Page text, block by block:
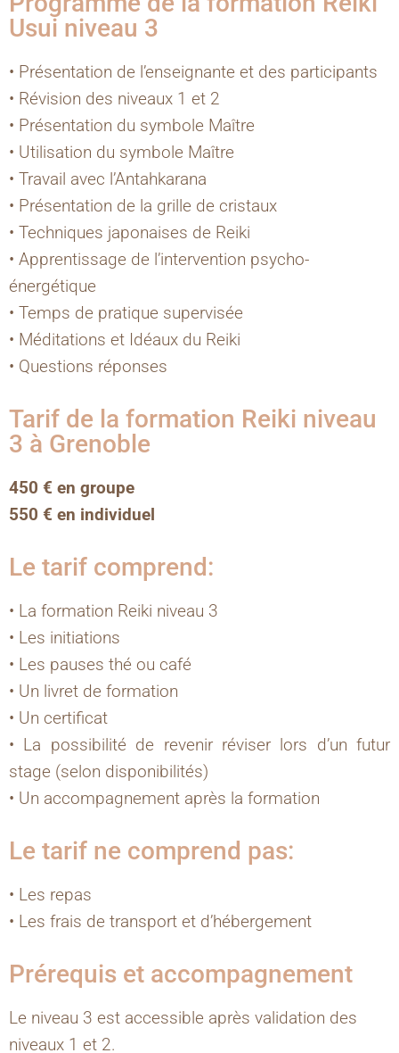
Usui niveau 3
• Présentation de l’enseignante et des participants
• Révision des niveaux 1 et 2
• Présentation du symbole Maître
• Utilisation du symbole Maître
• Travail avec l’Antahkarana
• Présentation de la grille de cristaux
• Techniques japonaises de Reiki
• Apprentissage de l’intervention psycho-
énergétique
• Temps de pratique supervisée
• Méditations et Idéaux du Reiki
• Questions réponses
Tarif de la formation Reiki niveau
3 à Grenoble
450 € en groupe
550 € en individuel
Le tarif comprend:
• La formation Reiki niveau 3
• Les initiations
• Les pauses thé ou café
• Un livret de formation
• Un certificat
• La possibilité de revenir réviser lors d’un futur
stage (selon disponibilités)
• Un accompagnement après la formation
Le tarif ne comprend pas:
• Les repas
• Les frais de transport et d’hébergement
Prérequis et accompagnement
Le niveau 3 est accessible après validation des
niveaux 1 et 2.